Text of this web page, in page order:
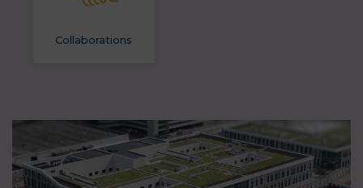
Collaborations